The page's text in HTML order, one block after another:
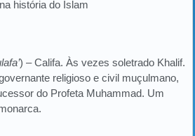
história do Islam
) – Califa. Às vezes soletrado Khalif.
religioso e civil muçulmano,
do Profeta Muhammad. Um